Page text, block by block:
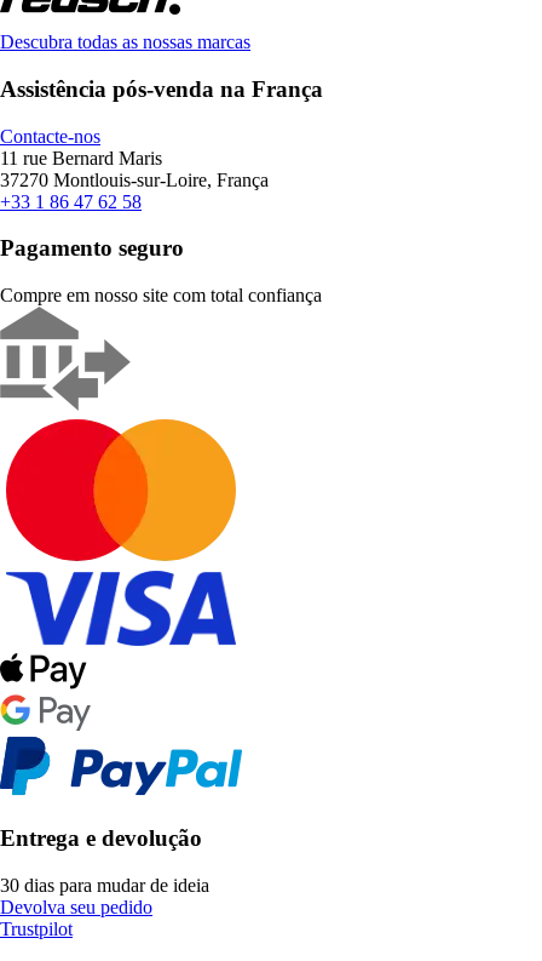
Descubra todas as nossas marcas
Assistência pós-venda na França
Contacte-nos
11 rue Bernard Maris
37270 Montlouis-sur-Loire, França
+33 1 86 47 62 58
Pagamento seguro
Compre em nosso site com total confiança
Entrega e devolução
30 dias para mudar de ideia
Devolva seu pedido
Trustpilot